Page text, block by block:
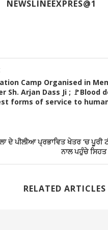
NEWSLINEEXPRES@1
Camp Organised in
Sh. Arjan Dass Ji ; 🚩Blood
forms of service to
ਦੇ ਪੀਲੀਆ ਪ੍ਰਭਾਵਿਤ ਖੇਤਰ ‘ਚ ਪੂਰੀ
ਨਾਲ ਪਹੁੰਚੇ ਸਿਹਤ
RELATED ARTICLES